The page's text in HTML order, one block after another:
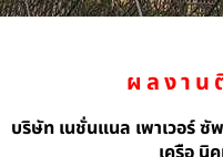
ผลงาน
บริษัท เนชั่นแนล เพาเวอร์